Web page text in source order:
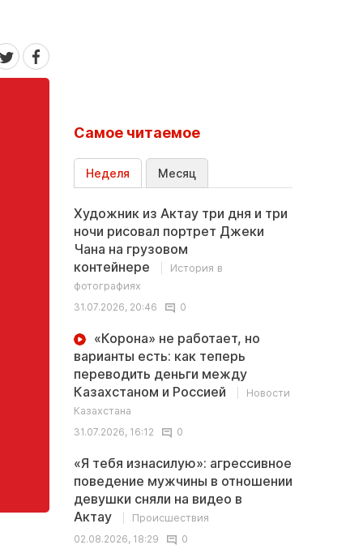
Самое читаемое
Неделя Месяц
Художник из Актау три дня и три
ночи рисовал портрет Джеки
Чана на грузовом
контейнере
История в
фотографиях
31.07.2026, 20:46
0
«Корона» не работает, но
варианты есть: как теперь
переводить деньги между
Казахстаном и Россией
Новости
Казахстана
31.07.2026, 16:12
0
«Я тебя изнасилую»: агрессивное
поведение мужчины в отношении
девушки сняли на видео в
Актау
Происшествия
02.08.2026, 18:29
0